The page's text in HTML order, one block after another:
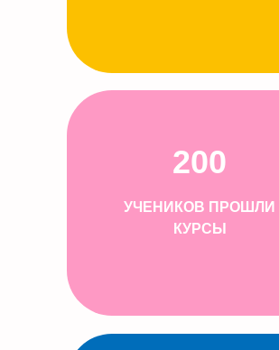
200
УЧЕНИКОВ ПРОШЛИ
КУРСЫ